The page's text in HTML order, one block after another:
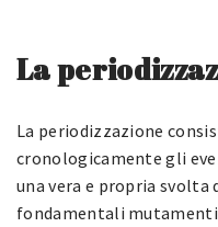
La
La periodizzazione
cronologicamente gli
una vera e propria svolta
fondamentali mutamenti